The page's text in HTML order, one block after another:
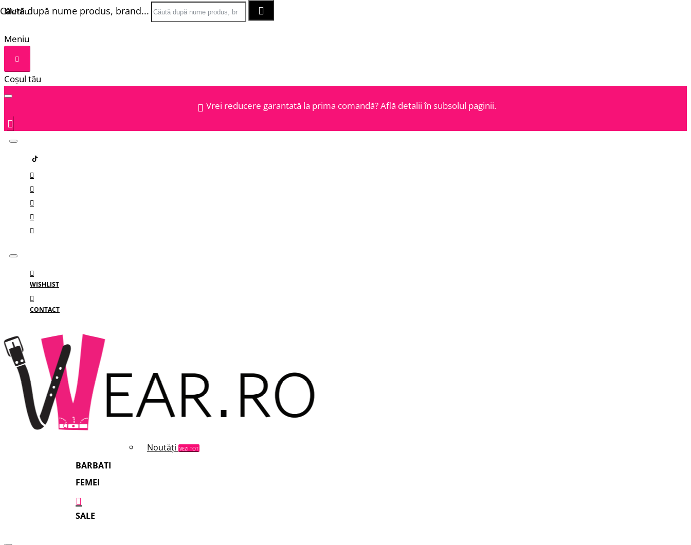
Meniu
Meniu
Coșul tău
Vrei reducere garantată la prima comandă? Află detalii în subsolul paginii.
WISHLIST
CONTACT
Meniu
MENIU
Categorii
Branduri
Noutăți VEZI TOT
BARBATI
FEMEI
SALE
Căută după nume produs, brand...